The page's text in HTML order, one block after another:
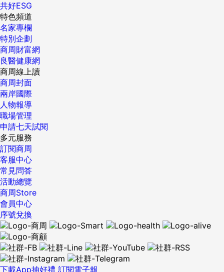
共好ESG
特色頻道
名家專欄
特別企劃
商周財富網
良醫健康網
商周線上讀
商周封面
兩岸國際
人物報導
職場管理
申請七天試閱
多元服務
訂閱商周
客服中心
常見問答
活動總覽
商周Store
會員中心
序號兌換
下載App抽好禮 訂閱電子報